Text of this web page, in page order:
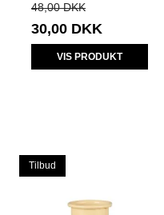
48,00 DKK
30,00 DKK
VIS PRODUKT
Tilbud